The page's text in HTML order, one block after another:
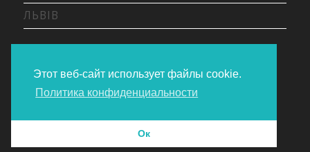
ЛЬВІВ
вул. Липинського, 36
Телефонуйте:
+38 (068) 55 00 200
Этот веб-сайт использует файлы cookie.
Политика конфиденциальности
Ок